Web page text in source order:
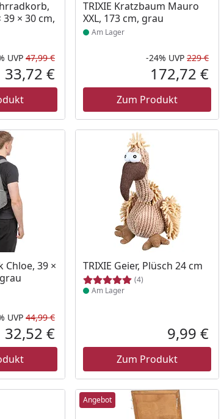
× 30 cm,
Rabatt in Prozent
Ursprünglicher Preis
UVP 47,99 €
Aktueller Preis
33,72 €
TRIXIE Kratzbaum Mauro
XXL, 173 cm, grau
Produkt am Lager
Am Lager
-24% UVP 229 €
172,72 €
Zum Produkt
Chloe, 39 ×
Rabatt in Prozent
Ursprünglicher Preis
UVP 44,99 €
Aktueller Preis
32,52 €
TRIXIE Geier, Plüsch 24 cm
(4)
Produkt am Lager
Am Lager
9,99 €
Zum Produkt
Angebot